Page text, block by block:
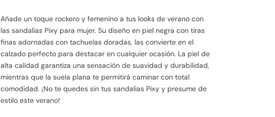
Añade un toque rockero y femenino a tus looks de verano con
las sandalias Pixy para mujer. Su diseño en piel negra con tiras
finas adornadas con tachuelas doradas, las convierte en el
calzado perfecto para destacar en cualquier ocasión. La piel de
alta calidad garantiza una sensación de suavidad y durabilidad,
mientras que la suela plana te permitirá caminar con total
comodidad. ¡No te quedes sin tus sandalias Pixy y presume de
estilo este verano!